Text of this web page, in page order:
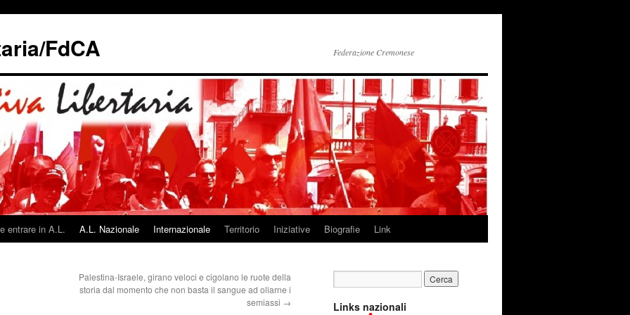
FdCA Federazione Cremonese
entrare in A.L. A.L. Nazionale Internazionale Territorio Iniziative Biografie Link
Palestina-Israele, girano veloci e cigolano le ruote della
storia dal momento che non basta il sangue ad oliarne i
semiassi → Links nazionali